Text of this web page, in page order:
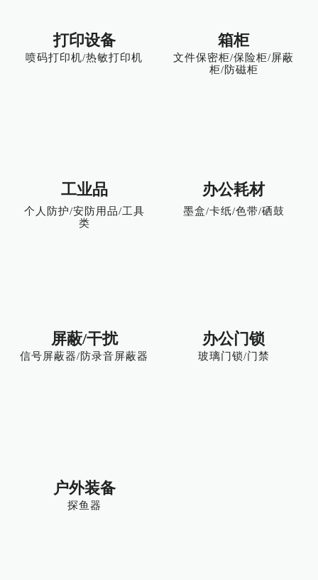
打印设备
喷码打印机/热敏打印机
箱柜
文件保密柜/保险柜/屏蔽
柜/防磁柜
工业品
个人防护/安防用品/工具
类
办公耗材
墨盒/卡纸/色带/硒鼓
屏蔽/干扰
信号屏蔽器/防录音屏蔽器
办公门锁
玻璃门锁/门禁
户外装备
探鱼器